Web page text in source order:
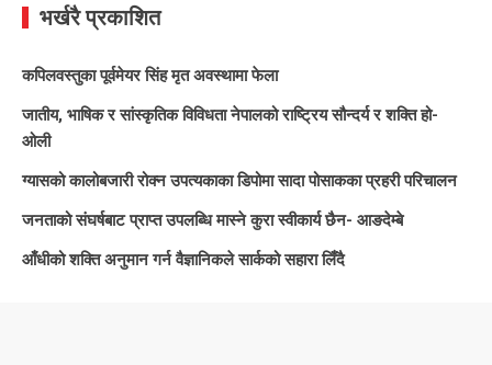
भर्खरै प्रकाशित
कपिलवस्तुका पूर्वमेयर सिंह मृत अवस्थामा फेला
जातीय, भाषिक र सांस्कृतिक विविधता नेपालको राष्ट्रिय सौन्दर्य र शक्ति हो-
ओली
ग्यासको कालोबजारी रोक्न उपत्यकाका डिपोमा सादा पोसाकका प्रहरी परिचालन
जनताको संघर्षबाट प्राप्त उपलब्धि मास्ने कुरा स्वीकार्य छैन- आङदेम्बे
आँधीको शक्ति अनुमान गर्न वैज्ञानिकले सार्कको सहारा लिँदै